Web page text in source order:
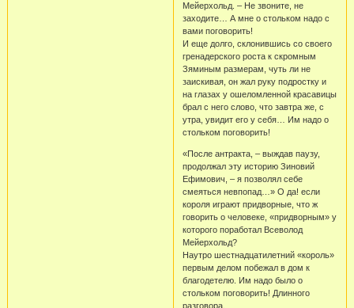
Мейерхольд. – Не звоните, не
заходите… А мне о стольком надо с
вами поговорить!
И еще долго, склонившись со своего
гренадерского роста к скромным
Зяминым размерам, чуть ли не
заискивая, он жал руку подростку и
на глазах у ошеломленной красавицы
брал с него слово, что завтра же, с
утра, увидит его у себя… Им надо о
стольком поговорить!
«После антракта, – выждав паузу,
продолжал эту историю Зиновий
Ефимович, – я позволял себе
смеяться невпопад…» О да! если
короля играют придворные, что ж
говорить о человеке, «придворным» у
которого поработал Всеволод
Мейерхольд?
Наутро шестнадцатилетний «король»
первым делом побежал в дом к
благодетелю. Им надо было о
стольком поговорить! Длинного
разговора,